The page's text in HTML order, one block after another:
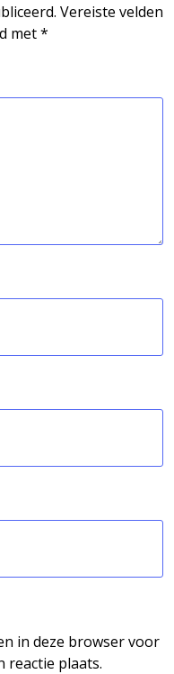
Vereiste velden
met*
in deze browser voor
reactie plaats.